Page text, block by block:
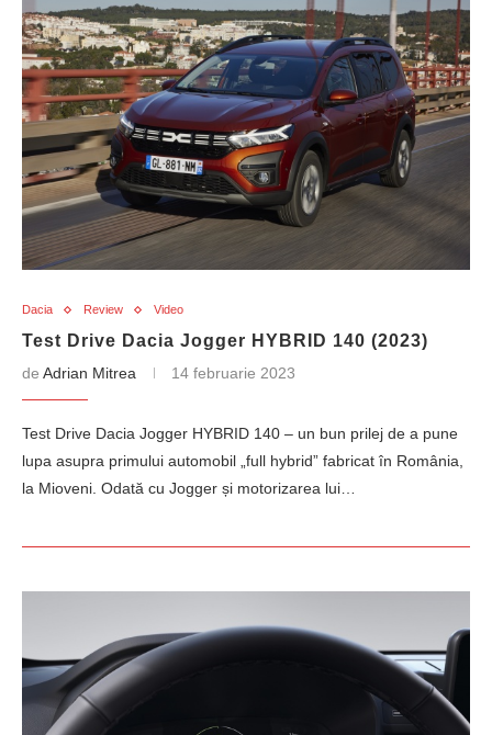
Dacia Review Video
Test Drive Dacia Jogger HYBRID 140 (2023)
de Adrian Mitrea 14 februarie 2023
Test Drive Dacia Jogger HYBRID 140 – un bun prilej de a pune
lupa asupra primului automobil „full hybrid” fabricat în România,
la Mioveni. Odată cu Jogger și motorizarea lui…